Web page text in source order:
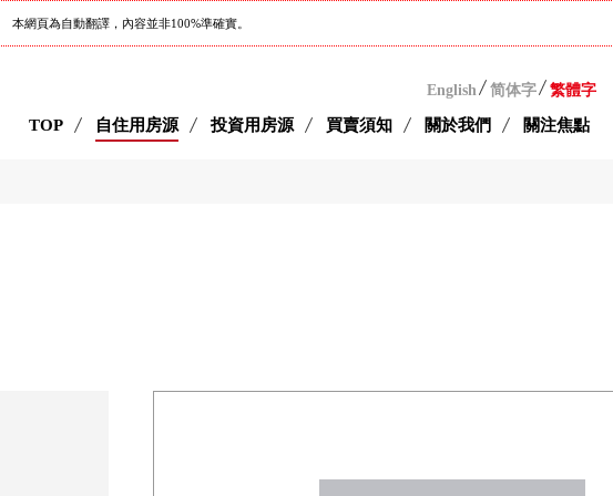
本網頁為自動翻譯，內容並非100%準確實。
English 简体字 繁體字
TOP 自住用房源 投資用房源 買賣須知 關於我們 關注焦點